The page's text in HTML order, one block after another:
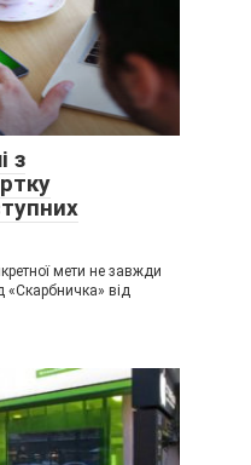
з
мети не завжди
«Скарбничка» від